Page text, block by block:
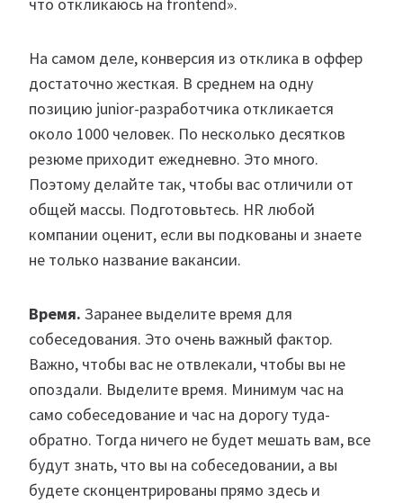
На самом деле, конверсия из отклика в оффер
достаточно жесткая. В среднем на одну
позицию junior-разработчика откликается
около 1000 человек. По несколько десятков
резюме приходит ежедневно. Это много.
Поэтому делайте так, чтобы вас отличили от
общей массы. Подготовьтесь. HR любой
компании оценит, если вы подкованы и знаете
не только название вакансии.
Время. Заранее выделите время для
собеседования. Это очень важный фактор.
Важно, чтобы вас не отвлекали, чтобы вы не
опоздали. Выделите время. Минимум час на
само собеседование и час на дорогу туда-
обратно. Тогда ничего не будет мешать вам, все
будут знать, что вы на собеседовании, а вы
будете сконцентрированы прямо здесь и